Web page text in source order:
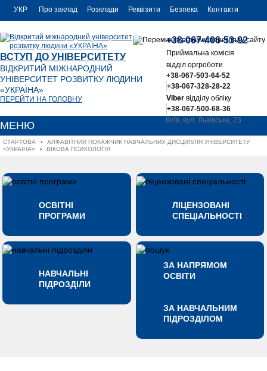
УКР
ENG
Про заклад Розклади Реквізити Безпека Контакти
ВСТУП ДО УНІВЕРСИТЕТУ
ВІДКРИТИЙ МІЖНАРОДНИЙ
УНІВЕРСИТЕТ РОЗВИТКУ ЛЮДИНИ
«УКРАЇНА»
ПЕРЕЙТИ НА ГОЛОВНУ
+38-067-406-53-92
Приймальна комісія
відділ оргроботи
+38-067-503-64-52
+38-067-328-28-22
Viberвідділу обліку
+38-067-500-68-36
Київ, вул. Львівська, 23
МЕНЮ
СТАРТОВА ›
АЛФАВІТНИЙ ПОКАЖЧИК НАВЧАЛЬНИХ ДИСЦИПЛІН УНІВЕРСИТЕТУ
«УКРАЇНА»
› ВІКОВА ПСИХОЛОГІЯ
ОСВІТНІ
ПРОГРАМИ
ЛІЦЕНЗОВАНІ
СПЕЦІАЛЬНОСТІ
НАВЧАЛЬНІ
ПІДРОЗДІЛИ
ЗА НАПРЯМОМ
ОСВІТИ
ЗА НАВЧАЛЬНИМ
ПІДРОЗДІЛОМ